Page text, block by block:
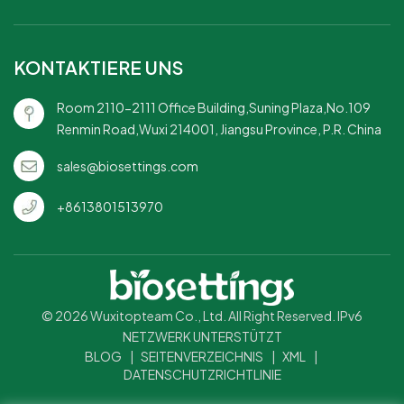
KONTAKTIERE UNS
Room 2110-2111 Office Building,Suning Plaza,No.109
Renmin Road,Wuxi 214001, Jiangsu Province, P.R. China
sales@biosettings.com
+8613801513970
© 2026 Wuxitopteam Co., Ltd. All Right Reserved. IPv6
NETZWERK UNTERSTÜTZT
BLOG
SEITENVERZEICHNIS XML
DATENSCHUTZRICHTLINIE